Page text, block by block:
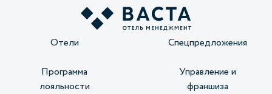
Отели Спецпредложения
Программа
лояльности
Управление и
франшиза